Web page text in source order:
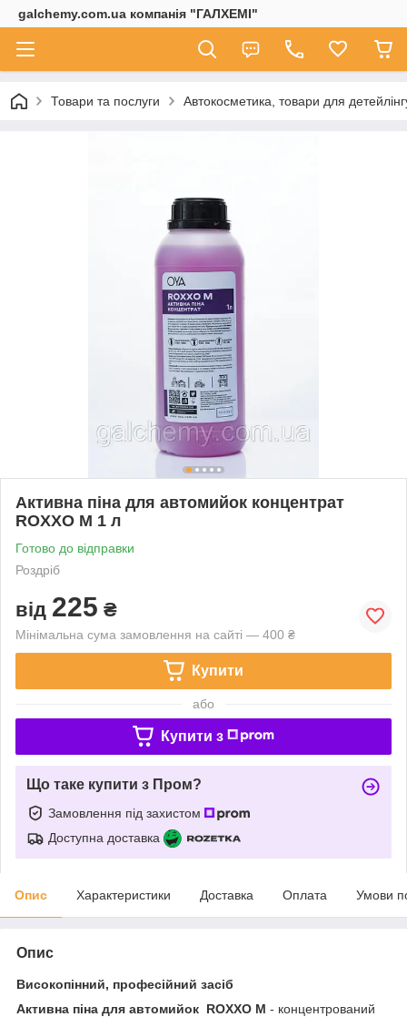
galchemy.com.ua компанія "ГАЛХЕМІ"
Товари та послуги Автокосметика, товари для
Активна піна для автомийок концентрат
ROXXO M 1 л
Готово до відправки
Роздріб
від 225 ₴
Мінімальна сума замовлення на сайті — 400 ₴
Купити
або
Купити з
Що таке купити з Пром?
Замовлення під захистом
Доступна доставка
Опис Характеристики Доставка Оплата Умови
Опис
Високопінний, професійний засіб
Активна піна для автомийок ROXXO M - концентрований